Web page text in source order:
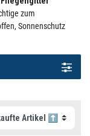
zum
Sonnenschutz